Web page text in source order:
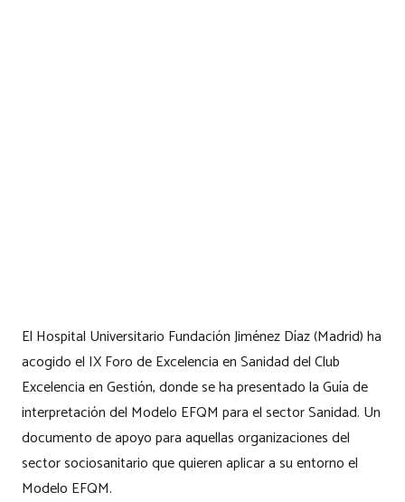
El Hospital Universitario Fundación Jiménez Díaz (Madrid) ha
acogido el IX Foro de Excelencia en Sanidad del Club
Excelencia en Gestión, donde se ha presentado la Guía de
interpretación del Modelo EFQM para el sector Sanidad. Un
documento de apoyo para aquellas organizaciones del
sector sociosanitario que quieren aplicar a su entorno el
Modelo EFQM.